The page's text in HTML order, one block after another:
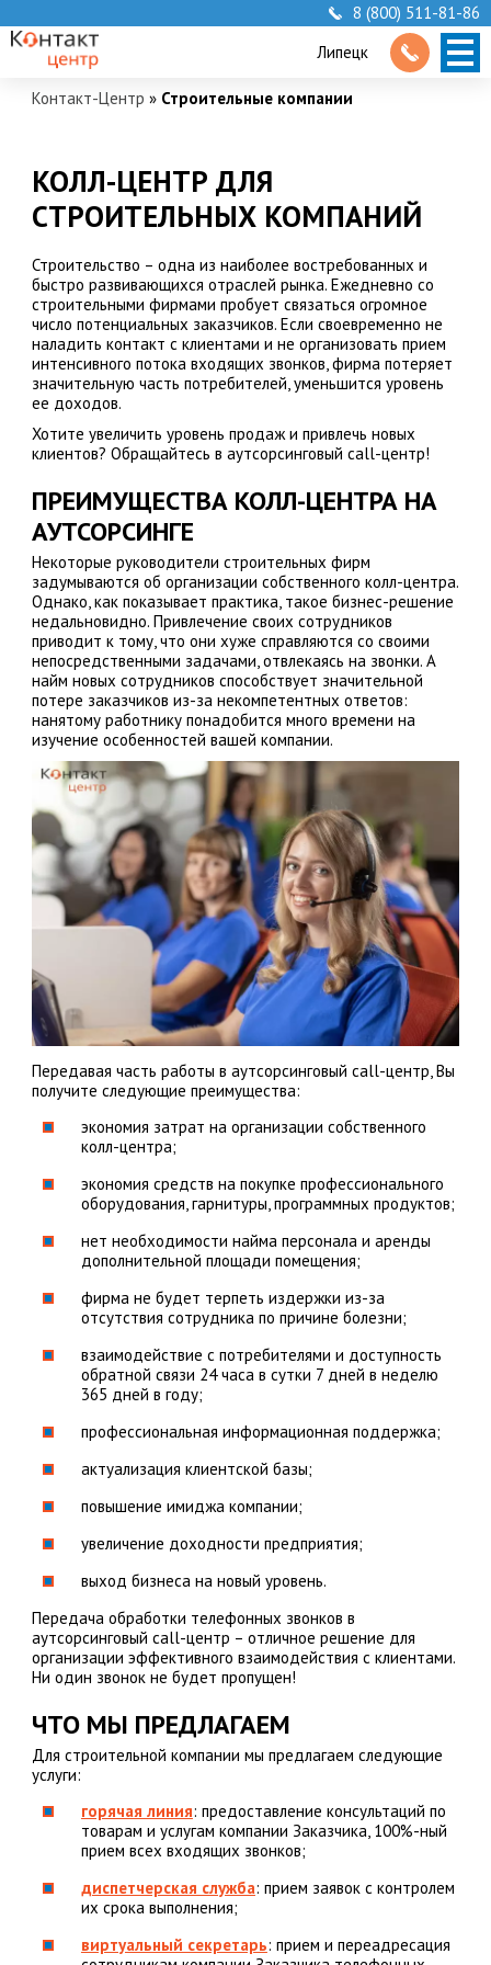
8 (800) 511-81-86
Липецк
Контакт-Центр » Строительные компании
КОЛЛ-ЦЕНТР ДЛЯ
СТРОИТЕЛЬНЫХ КОМПАНИЙ
Строительство – одна из наиболее востребованных и
быстро развивающихся отраслей рынка. Ежедневно со
строительными фирмами пробует связаться огромное
число потенциальных заказчиков. Если своевременно не
наладить контакт с клиентами и не организовать прием
интенсивного потока входящих звонков, фирма потеряет
значительную часть потребителей, уменьшится уровень
ее доходов.
Хотите увеличить уровень продаж и привлечь новых
клиентов? Обращайтесь в аутсорсинговый call-центр!
ПРЕИМУЩЕСТВА КОЛЛ-ЦЕНТРА НА
АУТСОРСИНГЕ
Некоторые руководители строительных фирм
задумываются об организации собственного колл-центра.
Однако, как показывает практика, такое бизнес-решение
недальновидно. Привлечение своих сотрудников
приводит к тому, что они хуже справляются со своими
непосредственными задачами, отвлекаясь на звонки. А
найм новых сотрудников способствует значительной
потере заказчиков из-за некомпетентных ответов:
нанятому работнику понадобится много времени на
изучение особенностей вашей компании.
Передавая часть работы в аутсорсинговый call-центр, Вы
получите следующие преимущества:
экономия затрат на организации собственного
колл-центра;
экономия средств на покупке профессионального
оборудования, гарнитуры, программных продуктов;
нет необходимости найма персонала и аренды
дополнительной площади помещения;
фирма не будет терпеть издержки из-за
отсутствия сотрудника по причине болезни;
взаимодействие с потребителями и доступность
обратной связи 24 часа в сутки 7 дней в неделю
365 дней в году;
профессиональная информационная поддержка;
актуализация клиентской базы;
повышение имиджа компании;
увеличение доходности предприятия;
выход бизнеса на новый уровень.
Передача обработки телефонных звонков в
аутсорсинговый call-центр – отличное решение для
организации эффективного взаимодействия с клиентами.
Ни один звонок не будет пропущен!
ЧТО МЫ ПРЕДЛАГАЕМ
Для строительной компании мы предлагаем следующие
услуги:
горячая линия: предоставление консультаций по
товарам и услугам компании Заказчика, 100%-ный
прием всех входящих звонков;
диспетчерская служба: прием заявок с контролем
их срока выполнения;
виртуальный секретарь: прием и переадресация